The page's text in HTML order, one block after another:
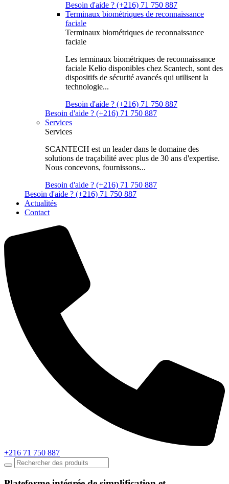
Besoin d'aide ? (+216) 71 750 887
Terminaux biométriques de reconnaissance
faciale
Terminaux biométriques de reconnaissance
faciale
Les terminaux biométriques de reconnaissance
faciale Kelio disponibles chez Scantech, sont des
dispositifs de sécurité avancés qui utilisent la
technologie...
Besoin d'aide ? (+216) 71 750 887
Besoin d'aide ? (+216) 71 750 887
Services
Services
SCANTECH est un leader dans le domaine des
solutions de traçabilité avec plus de 30 ans d'expertise.
Nous concevons, fournissons...
Besoin d'aide ? (+216) 71 750 887
Besoin d'aide ? (+216) 71 750 887
Actualités
Contact
+216 71 750 887